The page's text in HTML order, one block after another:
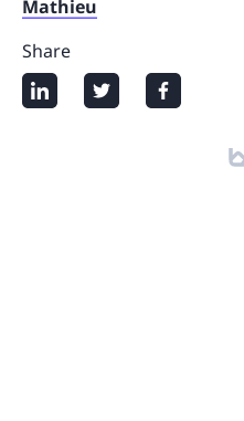
Mathieu
Share